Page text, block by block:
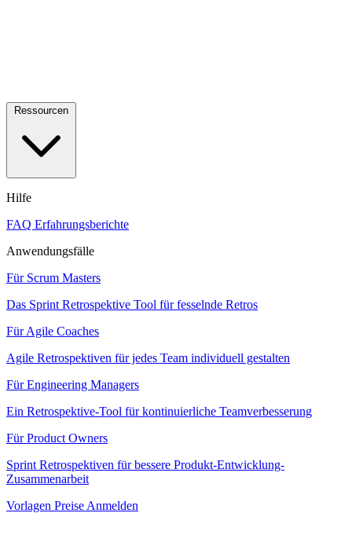
Hilfe
FAQ Erfahrungsberichte
Anwendungsfälle
Für Scrum Masters
Das Sprint Retrospektive Tool für fesselnde Retros
Für Agile Coaches
Agile Retrospektiven für jedes Team individuell gestalten
Für Engineering Managers
Ein Retrospektive-Tool für kontinuierliche Teamverbesserung
Für Product Owners
Sprint Retrospektiven für bessere Produkt-Entwicklung-
Zusammenarbeit
Vorlagen Preise Anmelden